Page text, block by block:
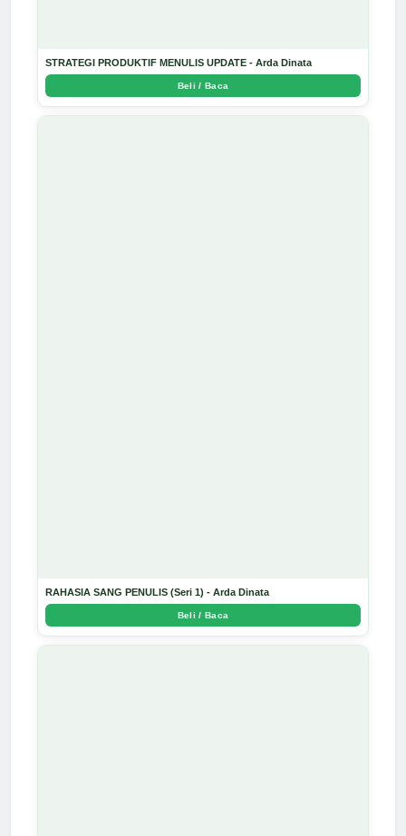
STRATEGI PRODUKTIF MENULIS UPDATE - Arda Dinata
Beli / Baca
RAHASIA SANG PENULIS (Seri 1) - Arda Dinata
Beli / Baca